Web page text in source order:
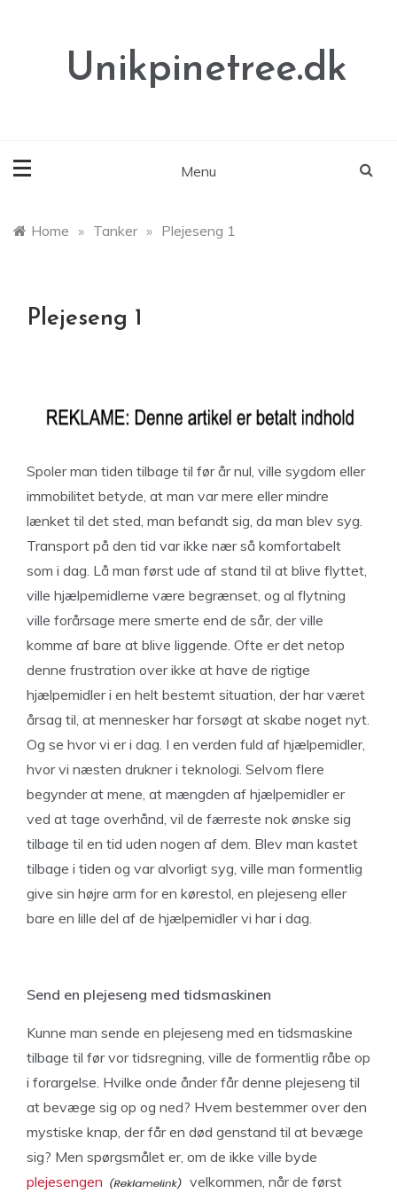
Unikpinetree.dk
Menu
Home » Tanker » Plejeseng 1
Plejeseng 1
Spoler man tiden tilbage til før år nul, ville sygdom eller
immobilitet betyde, at man var mere eller mindre
lænket til det sted, man befandt sig, da man blev syg.
Transport på den tid var ikke nær så komfortabelt
som i dag. Lå man først ude af stand til at blive flyttet,
ville hjælpemidlerne være begrænset, og al flytning
ville forårsage mere smerte end de sår, der ville
komme af bare at blive liggende. Ofte er det netop
denne frustration over ikke at have de rigtige
hjælpemidler i en helt bestemt situation, der har været
årsag til, at mennesker har forsøgt at skabe noget nyt.
Og se hvor vi er i dag. I en verden fuld af hjælpemidler,
hvor vi næsten drukner i teknologi. Selvom flere
begynder at mene, at mængden af hjælpemidler er
ved at tage overhånd, vil de færreste nok ønske sig
tilbage til en tid uden nogen af dem. Blev man kastet
tilbage i tiden og var alvorligt syg, ville man formentlig
give sin højre arm for en kørestol, en plejeseng eller
bare en lille del af de hjælpemidler vi har i dag.
Send en plejeseng med tidsmaskinen
Kunne man sende en plejeseng med en tidsmaskine
tilbage til før vor tidsregning, ville de formentlig råbe op
i forargelse. Hvilke onde ånder får denne plejeseng til
at bevæge sig op og ned? Hvem bestemmer over den
mystiske knap, der får en død genstand til at bevæge
sig? Men spørgsmålet er, om de ikke ville byde
plejesengen
velkommen, når de først